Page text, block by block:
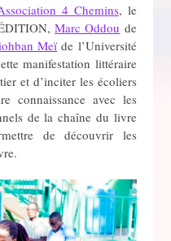
4 Chemins, le
Marc Oddou de
Meïde l’Université
manifestation littéraire
et d’inciter les écoliers
connaissance avec les
de la chaîne du livre
de découvrir les